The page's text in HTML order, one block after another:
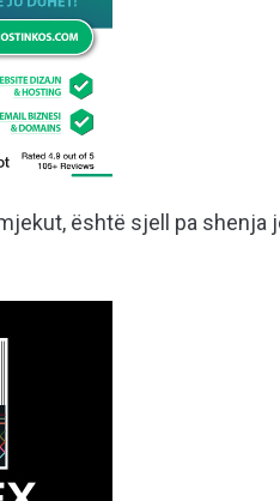
është sjell pa shenja